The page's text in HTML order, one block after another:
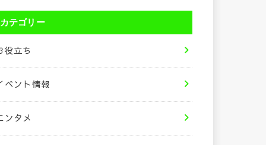
カテゴリー
役立ち
ベント情報
ンタメ